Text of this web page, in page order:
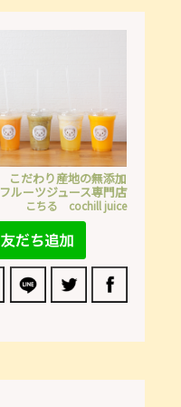
こだわり産地の無添加
フルーツジュース専門店
こちる cochill juice